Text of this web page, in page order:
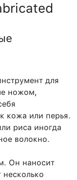
для
ножом,
кожа или перья.
риса иногда
волокно.
Он наносит